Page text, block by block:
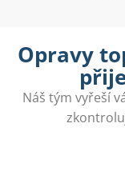
Opravy
Náš tým vyřeší